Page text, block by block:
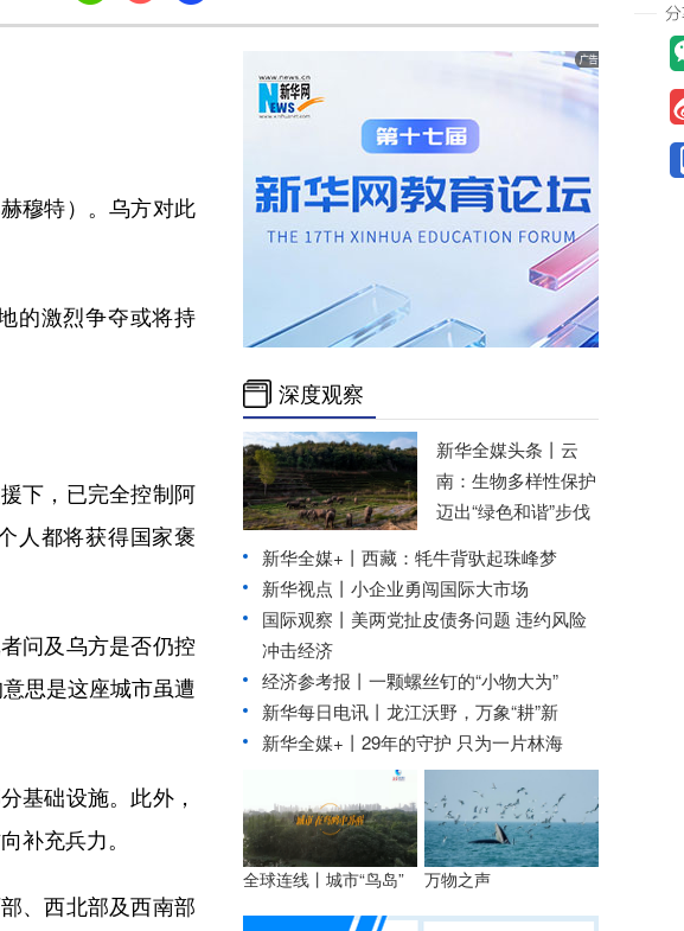
穆特）。乌方对此
的激烈争夺或将持
下，已完全控制阿
人都将获得国家褒
问及乌方是否仍控
思是这座城市虽遭
基础设施。此外，
补充兵力。
、西北部及西南部
深度观察
新华全媒头条丨 云
南：生物多样性保护
迈出“绿色和谐”步伐
新华全媒+丨 西藏：牦牛背驮起珠峰梦
新华视点丨 小企业勇闯国际大市场
国际观察丨 美两党扯皮债务问题 违约风险
冲击经济
经济参考报丨 一颗螺丝钉的“小物大为”
新华每日电讯丨 龙江沃野，万象“耕”新
新华全媒+丨 29年的守护 只为一片林海
全球连线丨城市“鸟岛” 万物之声